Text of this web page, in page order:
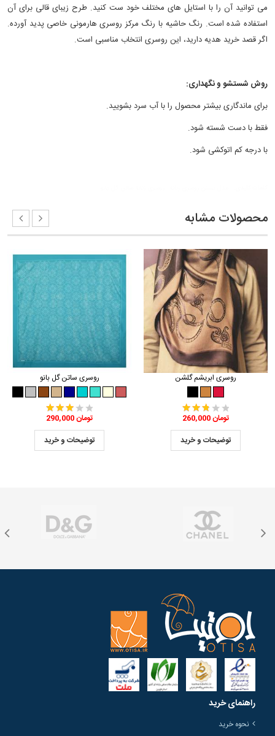
می توانید آن را با استایل های مختلف خود ست کنید. طرح زیبای قالی برای آن
استفاده شده است. رنگ حاشیه با رنگ مرکز روسری هارمونی خاصی پدید آورده.
اگر قصد خرید هدیه دارید، این روسری انتخاب مناسبی است.
روش شستشو و نگهداری:
برای ماندگاری بیشتر محصول را با آب سرد بشویید.
فقط با دست شسته شود.
با درجه کم اتوکشی شود.
محصولات مشابه
روسری ساتن گل بانو
290,000 تومان
توضیحات و خرید
روسری ابریشم گلشن
260,000 تومان
توضیحات و خرید
راهنمای خرید
نحوه خرید